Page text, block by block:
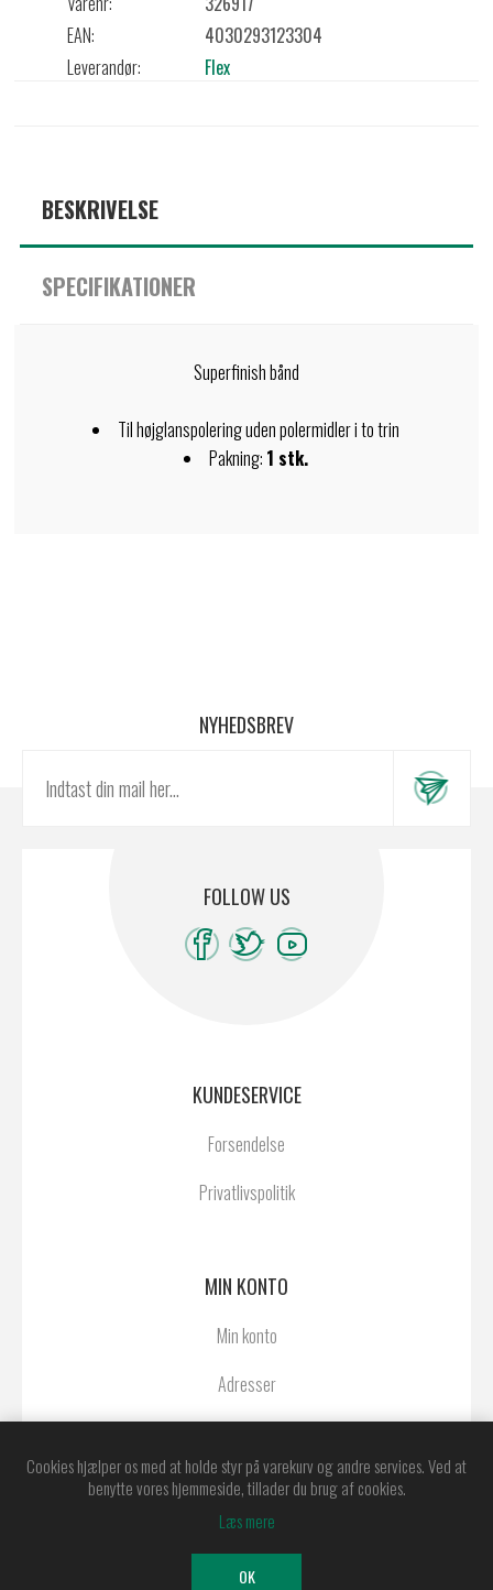
EAN:
4030293123304
Leverandør:
Flex
BESKRIVELSE
SPECIFIKATIONER
Superfinish bånd
Til højglanspolering uden polermidler i to trin
Pakning: 1 stk.
NYHEDSBREV
FOLLOW US
KUNDESERVICE
Forsendelse
Privatlivspolitik
MIN KONTO
Min konto
Adresser
Copyright © 2026 Østerby Agentur A/S. Alle
Cookies hjælper os med at holde styr på varekurv og andre services. Ved at
benytte vores hjemmeside, tillader du brug af cookies.
Læs mere
OK